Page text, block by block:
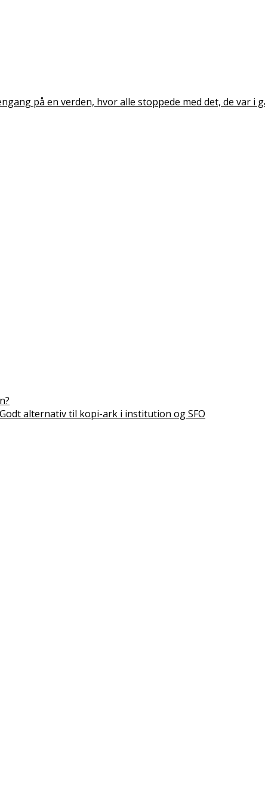
på en verden, hvor alle stoppede med det, de var i
alternativ til kopi-ark i institution og SFO